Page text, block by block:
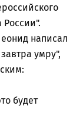
России".
написал
умру",
будет